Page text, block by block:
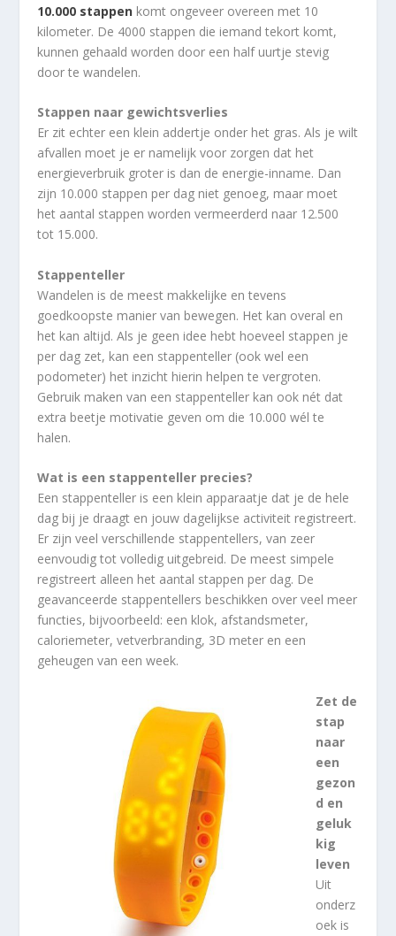
10.000 stappen komt ongeveer overeen met 10
kilometer. De 4000 stappen die iemand tekort komt,
kunnen gehaald worden door een half uurtje stevig
door te wandelen.
Stappen naar gewichtsverlies
Er zit echter een klein addertje onder het gras. Als je wilt
afvallen moet je er namelijk voor zorgen dat het
energieverbruik groter is dan de energie-inname. Dan
zijn 10.000 stappen per dag niet genoeg, maar moet
het aantal stappen worden vermeerderd naar 12.500
tot 15.000.
Stappenteller
Wandelen is de meest makkelijke en tevens
goedkoopste manier van bewegen. Het kan overal en
het kan altijd. Als je geen idee hebt hoeveel stappen je
per dag zet, kan een stappenteller (ook wel een
podometer) het inzicht hierin helpen te vergroten.
Gebruik maken van een stappenteller kan ook nét dat
extra beetje motivatie geven om die 10.000 wél te
halen.
Wat is een stappenteller precies?
Een stappenteller is een klein apparaatje dat je de hele
dag bij je draagt en jouw dagelijkse activiteit registreert.
Er zijn veel verschillende stappentellers, van zeer
eenvoudig tot volledig uitgebreid. De meest simpele
registreert alleen het aantal stappen per dag. De
geavanceerde stappentellers beschikken over veel meer
functies, bijvoorbeeld: een klok, afstandsmeter,
caloriemeter, vetverbranding, 3D meter en een
geheugen van een week.
Zet de
stap
naar
een
gezon
d en
geluk
kig
leven
Uit
onderz
oek is